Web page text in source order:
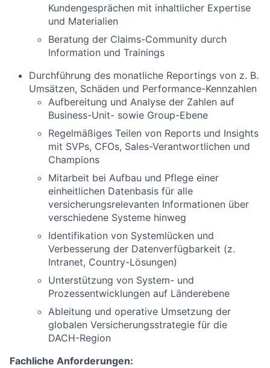
Kundengesprächen mit inhaltlicher Expertise
und Materialien
Beratung der Claims-Community durch
Information und Trainings
Durchführung des monatliche Reportings von z. B.
Umsätzen, Schäden und Performance-Kennzahlen
Aufbereitung und Analyse der Zahlen auf
Business-Unit- sowie Group-Ebene
Regelmäßiges Teilen von Reports und Insights
mit SVPs, CFOs, Sales-Verantwortlichen und
Champions
Mitarbeit bei Aufbau und Pflege einer
einheitlichen Datenbasis für alle
versicherungsrelevanten Informationen über
verschiedene Systeme hinweg
Identifikation von Systemlücken und
Verbesserung der Datenverfügbarkeit (z.
Intranet, Country-Lösungen)
Unterstützung von System- und
Prozessentwicklungen auf Länderebene
Ableitung und operative Umsetzung der
globalen Versicherungsstrategie für die
DACH-Region
Fachliche Anforderungen: